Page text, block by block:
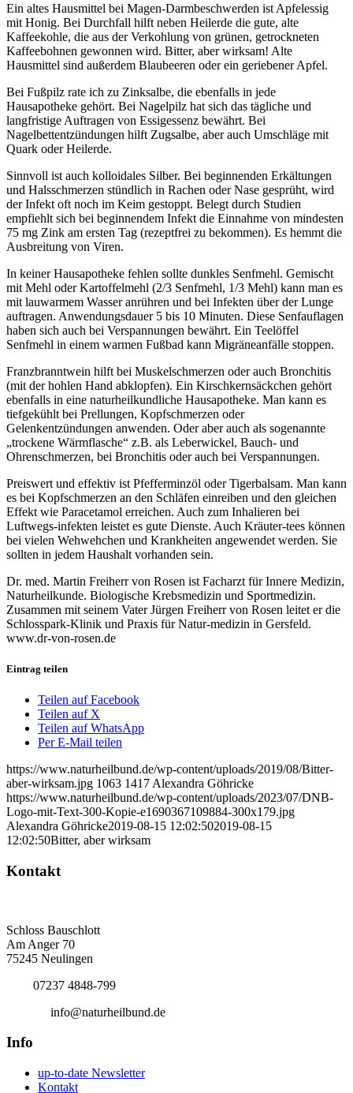
Ein altes Hausmittel bei Magen-Darmbeschwerden ist Apfelessig
mit Honig. Bei Durchfall hilft neben Heilerde die gute, alte
Kaffeekohle, die aus der Verkohlung von grünen, getrockneten
Kaffeebohnen gewonnen wird. Bitter, aber wirksam! Alte
Hausmittel sind außerdem Blaubeeren oder ein geriebener Apfel.
Bei Fußpilz rate ich zu Zinksalbe, die ebenfalls in jede
Hausapotheke gehört. Bei Nagelpilz hat sich das tägliche und
langfristige Auftragen von Essigessenz bewährt. Bei
Nagelbettentzündungen hilft Zugsalbe, aber auch Umschläge mit
Quark oder Heilerde.
Sinnvoll ist auch kolloidales Silber. Bei beginnenden Erkältungen
und Halsschmerzen stündlich in Rachen oder Nase gesprüht, wird
der Infekt oft noch im Keim gestoppt. Belegt durch Studien
empfiehlt sich bei beginnendem Infekt die Einnahme von mindesten
75 mg Zink am ersten Tag (rezeptfrei zu bekommen). Es hemmt die
Ausbreitung von Viren.
In keiner Hausapotheke fehlen sollte dunkles Senfmehl. Gemischt
mit Mehl oder Kartoffelmehl (2/3 Senfmehl, 1/3 Mehl) kann man es
mit lauwarmem Wasser anrühren und bei Infekten über der Lunge
auftragen. Anwendungsdauer 5 bis 10 Minuten. Diese Senfauflagen
haben sich auch bei Verspannungen bewährt. Ein Teelöffel
Senfmehl in einem warmen Fußbad kann Migräneanfälle stoppen.
Franzbranntwein hilft bei Muskelschmerzen oder auch Bronchitis
(mit der hohlen Hand abklopfen). Ein Kirschkernsäckchen gehört
ebenfalls in eine naturheilkundliche Hausapotheke. Man kann es
tiefgekühlt bei Prellungen, Kopfschmerzen oder
Gelenkentzündungen anwenden. Oder aber auch als sogenannte
„trockene Wärmflasche“ z.B. als Leberwickel, Bauch- und
Ohrenschmerzen, bei Bronchitis oder auch bei Verspannungen.
Preiswert und effektiv ist Pfefferminzöl oder Tigerbalsam. Man kann
es bei Kopfschmerzen an den Schläfen einreiben und den gleichen
Effekt wie Paracetamol erreichen. Auch zum Inhalieren bei
Luftwegs-infekten leistet es gute Dienste. Auch Kräuter-tees können
bei vielen Wehwehchen und Krankheiten angewendet werden. Sie
sollten in jedem Haushalt vorhanden sein.
Dr. med. Martin Freiherr von Rosen ist Facharzt für Innere Medizin,
Naturheilkunde. Biologische Krebsmedizin und Sportmedizin.
Zusammen mit seinem Vater Jürgen Freiherr von Rosen leitet er die
Schlosspark-Klinik und Praxis für Natur-medizin in Gersfeld.
www.dr-von-rosen.de
Eintrag teilen
Teilen auf Facebook
Teilen auf X
Teilen auf WhatsApp
Per E-Mail teilen
https://www.naturheilbund.de/wp-content/uploads/2019/08/Bitter-
aber-wirksam.jpg 1063 1417 Alexandra Göhricke
https://www.naturheilbund.de/wp-content/uploads/2023/07/DNB-
Logo-mit-Text-300-Kopie-e1690367109884-300x179.jpg
Alexandra Göhricke2019-08-15 12:02:502019-08-15
12:02:50Bitter, aber wirksam
Kontakt
Schloss Bauschlott
Am Anger 70
75245 Neulingen
07237 4848-799
info@naturheilbund.de
Info
up-to-date Newsletter
Kontakt